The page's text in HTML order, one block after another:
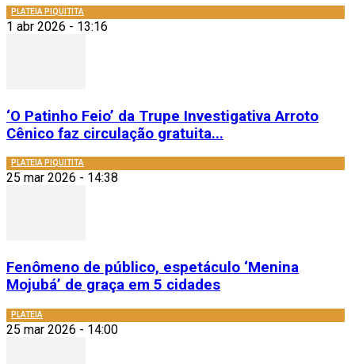
PLATEIA PIQUITITA
1 abr 2026 - 13:16
‘O Patinho Feio’ da Trupe Investigativa Arroto
Cênico faz circulação gratuita...
PLATEIA PIQUITITA
25 mar 2026 - 14:38
Fenômeno de público, espetáculo ‘Menina
Mojubá’ de graça em 5 cidades
PLATEIA
25 mar 2026 - 14:00